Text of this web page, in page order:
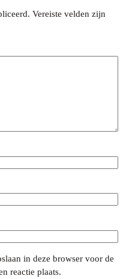
Vereiste velden zijn
in deze browser voor de
reactie plaats.